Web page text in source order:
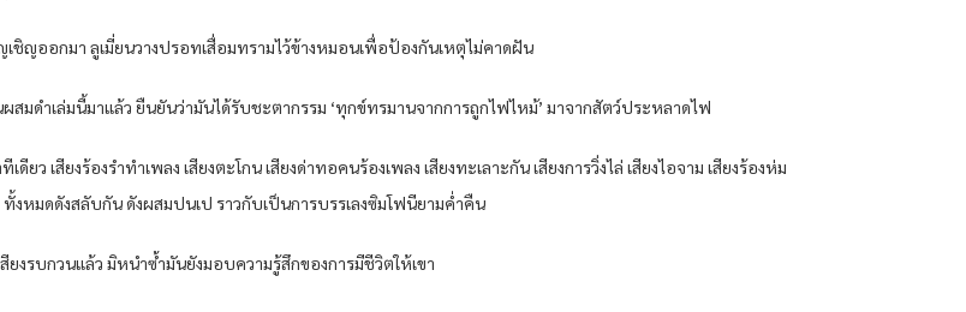
ชิญออกมา ลูเมี่ยนวางปรอทเสื่อมทรามไว้ข้างหมอนเพื่อป้องกันเหตุไม่คาดฝัน
มดำเล่มนี้มาแล้ว ยืนยันว่ามันได้รับชะตากรรม ‘ทุกข์ทรมานจากการถูกไฟไหม้’ มาจากสัตว์ประหลาดไฟ
ยว เสียงร้องรำทำเพลง เสียงตะโกน เสียงด่าทอคนร้องเพลง เสียงทะเลาะกัน เสียงการวิ่งไล่ เสียงไอจาม เสียงร้องห่ม
ทั้งหมดดังสลับกัน ดังผสมปนเป ราวกับเป็นการบรรเลงซิมโฟนียามค่ำคืน
ยงรบกวนแล้ว มิหนำซ้ำมันยังมอบความรู้สึกของการมีชีวิตให้เขา